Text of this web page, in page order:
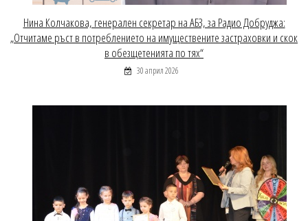
Нина Колчакова, генерален секретар на АБЗ, за Радио Добруджа:
„Отчитаме ръст в потреблението на имуществените застраховки и скок
в обезщетенията по тях“
30 април 2026